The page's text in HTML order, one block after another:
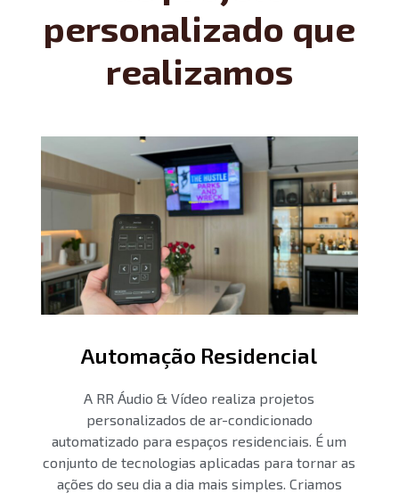
personalizado que
realizamos
Automação Residencial
A RR Áudio & Vídeo realiza projetos
personalizados de ar-condicionado
automatizado para espaços residenciais. É um
conjunto de tecnologias aplicadas para tornar as
ações do seu dia a dia mais simples. Criamos